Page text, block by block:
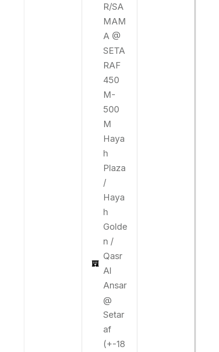
R/SA
MAM
A @
SETA
RAF
450
M-
500
M
Haya
h
Plaza
/
Haya
h
Golde
n /
Qasr
Al
Ansar
@
Setar
af
(+-18